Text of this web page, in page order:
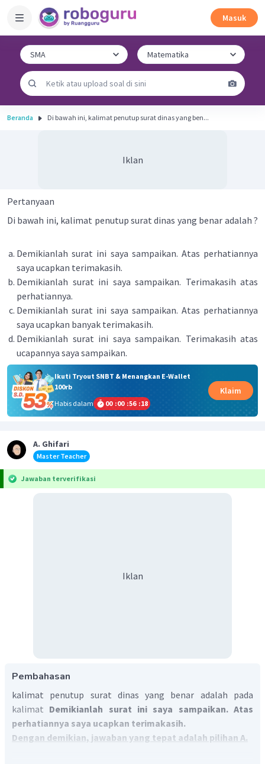
Masuk
Beranda Di bawah ini, kalimat penutup surat dinas yang ben...
Iklan
Pertanyaan
Di bawah ini, kalimat penutup surat dinas yang benar adalah ?
Demikianlah surat ini saya sampaikan. Atas perhatiannya
saya ucapkan terimakasih.
Demikianlah surat ini saya sampaikan. Terimakasih atas
perhatiannya.
Demikianlah surat ini saya sampaikan. Atas perhatiannya
saya ucapkan banyak terimakasih.
Demikianlah surat ini saya sampaikan. Terimakasih atas
ucapannya saya sampaikan.
Ikuti Tryout SNBT & Menangkan E-Wallet
100rb
Habis dalam
00 :00 :56 :18
Klaim
A. Ghifari
Master Teacher
Jawaban terverifikasi
Iklan
Pembahasan
kalimat penutup surat dinas yang benar adalah pada
kalimat Demikianlah surat ini saya sampaikan. Atas
perhatiannya saya ucapkan terimakasih.
Dengan demikian, jawaban yang tepat adalah pilihan A.